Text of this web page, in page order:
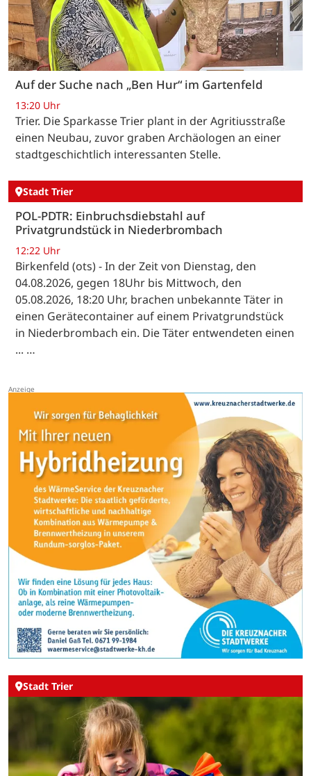
Auf der Suche nach „Ben Hur“ im Gartenfeld
13:20 Uhr
Trier. Die Sparkasse Trier plant in der Agritiusstraße
einen Neubau, zuvor graben Archäologen an einer
stadtgeschichtlich interessanten Stelle.
Stadt Trier
POL-PDTR: Einbruchsdiebstahl auf
Privatgrundstück in Niederbrombach
12:22 Uhr
Birkenfeld (ots) - In der Zeit von Dienstag, den
04.08.2026, gegen 18Uhr bis Mittwoch, den
05.08.2026, 18:20 Uhr, brachen unbekannte Täter in
einen Gerätecontainer auf einem Privatgrundstück
in Niederbrombach ein. Die Täter entwendeten einen
... …
Stadt Trier